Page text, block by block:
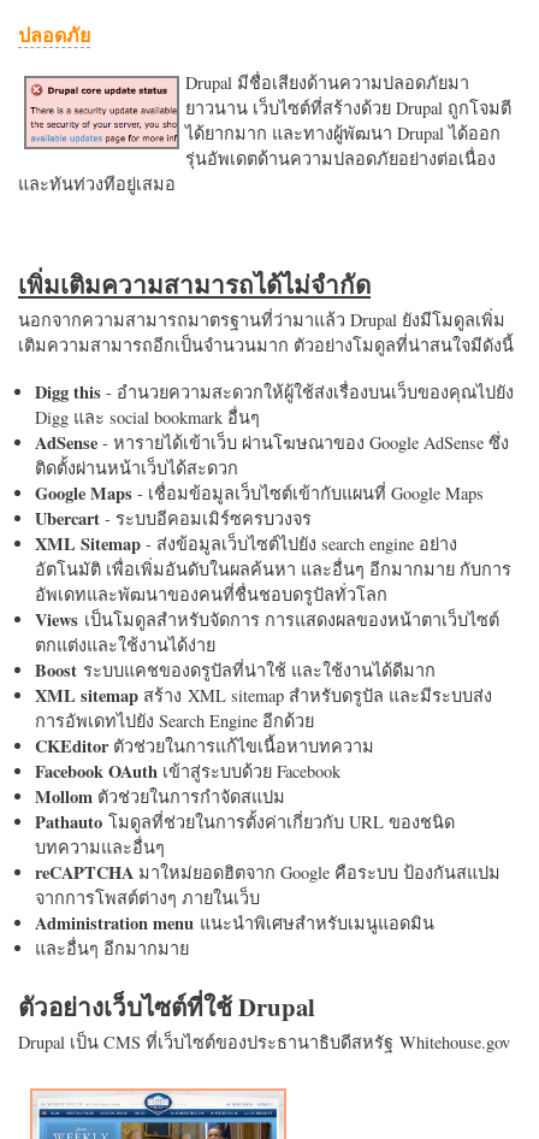
ปลอดภัย
Drupal มีชื่อเสียงด้านความปลอดภัยมา
ยาวนาน เว็บไซต์ที่สร้างด้วย Drupal ถูกโจมตี
ได้ยากมาก และทางผู้พัฒนา Drupal ได้ออก
รุ่นอัพเดตด้านความปลอดภัยอย่างต่อเนื่อง
และทันท่วงทีอยู่เสมอ
เพิ่มเติมความสามารถได้ไม่จำกัด
นอกจากความสามารถมาตรฐานที่ว่ามาแล้ว Drupal ยังมีโมดูลเพิ่ม
เติมความสามารถอีกเป็นจำนวนมาก ตัวอย่างโมดูลที่น่าสนใจมีดังนี้
Digg this - อำนวยความสะดวกให้ผู้ใช้ส่งเรื่องบนเว็บของคุณไปยัง
Digg และ social bookmark อื่นๆ
AdSense - หารายได้เข้าเว็บ ผ่านโฆษณาของ Google AdSense ซึ่ง
ติดตั้งผ่านหน้าเว็บได้สะดวก
Google Maps - เชื่อมข้อมูลเว็บไซต์เข้ากับแผนที่ Google Maps
Ubercart - ระบบอีคอมเมิร์ซครบวงจร
XML Sitemap - ส่งข้อมูลเว็บไซต์ไปยัง search engine อย่าง
อัตโนมัติ เพื่อเพิ่มอันดับในผลค้นหา และอื่นๆ อีกมากมาย กับการ
อัพเดทและพัฒนาของคนที่ชื่นชอบดรูปัลทั่วโลก
Views เป็นโมดูลสำหรับจัดการ การแสดงผลของหน้าตาเว็บไซต์
ตกแต่งและใช้งานได้ง่าย
Boost ระบบแคชของดรูปัลที่น่าใช้ และใช้งานได้ดีมาก
XML sitemap สร้าง XML sitemap สำหรับดรูปัล และมีระบบส่ง
การอัพเดทไปยัง Search Engine อีกด้วย
CKEditorตัวช่วยในการแก้ไขเนื้อหาบทความ
Facebook OAuth เข้าสู่ระบบด้วย Facebook
Mollom ตัวช่วยในการกำจัดสแปม
Pathauto โมดูลที่ช่วยในการตั้งค่าเกี่ยวกับ URL ของชนิด
บทความและอื่นๆ
reCAPTCHA มาใหม่ยอดฮิตจาก Google คือระบบ ป้องกันสแปม
จากการโพสต์ต่างๆ ภายในเว็บ
Administration menu แนะนำพิเศษสำหรับเมนูแอดมิน
และอื่นๆ อีกมากมาย
ตัวอย่างเว็บไซต์ที่ใช้ Drupal
Drupal เป็น CMS ที่เว็บไซต์ของประธานาธิบดีสหรัฐ Whitehouse.gov